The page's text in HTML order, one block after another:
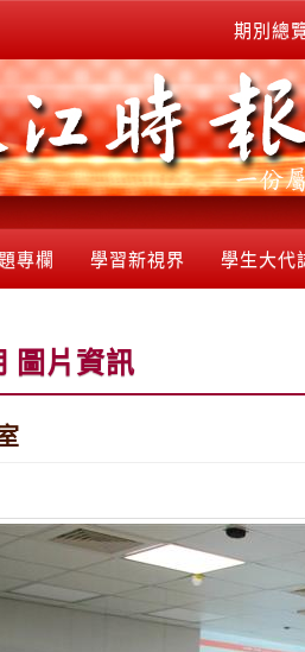
期別總
專欄 學習新視界 學生大代
圖片資訊